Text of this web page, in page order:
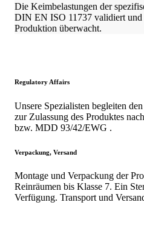
Die Keimbelastungen der
DIN EN ISO 11737 validiert und
Produktion überwacht.
Regulatory Affairs
Unsere Spezialisten begleiten
zur Zulassung des Produktes
bzw. MDD 93/42/EWG .
Verpackung, Versand
Montage und Verpackung der
Reinräumen bis Klasse 7. Ein
Verfügung. Transport und